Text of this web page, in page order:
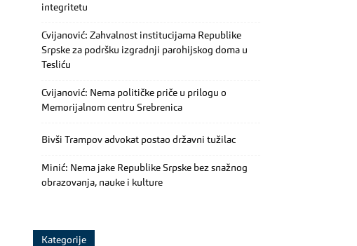
integritetu
Cvijanović: Zahvalnost institucijama Republike
Srpske za podršku izgradnji parohijskog doma u
Tesliću
Cvijanović: Nema političke priče u prilogu o
Memorijalnom centru Srebrenica
Bivši Trampov advokat postao državni tužilac
Minić: Nema jake Republike Srpske bez snažnog
obrazovanja, nauke i kulture
Kategorije